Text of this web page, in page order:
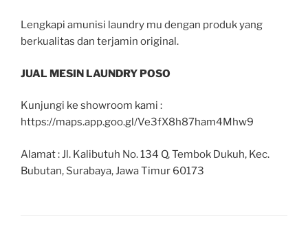
Lengkapi amunisi laundry mu dengan produk yang
berkualitas dan terjamin original.
JUAL MESIN LAUNDRY POSO
Kunjungi ke showroom kami :
https://maps.app.goo.gl/Ve3fX8h87ham4Mhw9
Alamat : Jl. Kalibutuh No. 134 Q, Tembok Dukuh, Kec.
Bubutan, Surabaya, Jawa Timur 60173